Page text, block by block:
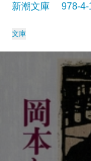
新潮文庫 978-
文庫